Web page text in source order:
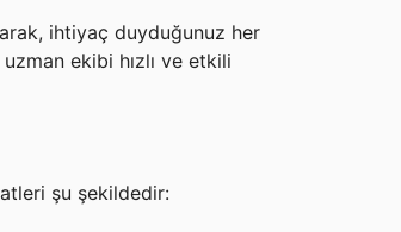
ihtiyaç duyduğunuz her
ekibi hızlı ve etkili
şu şekildedir: